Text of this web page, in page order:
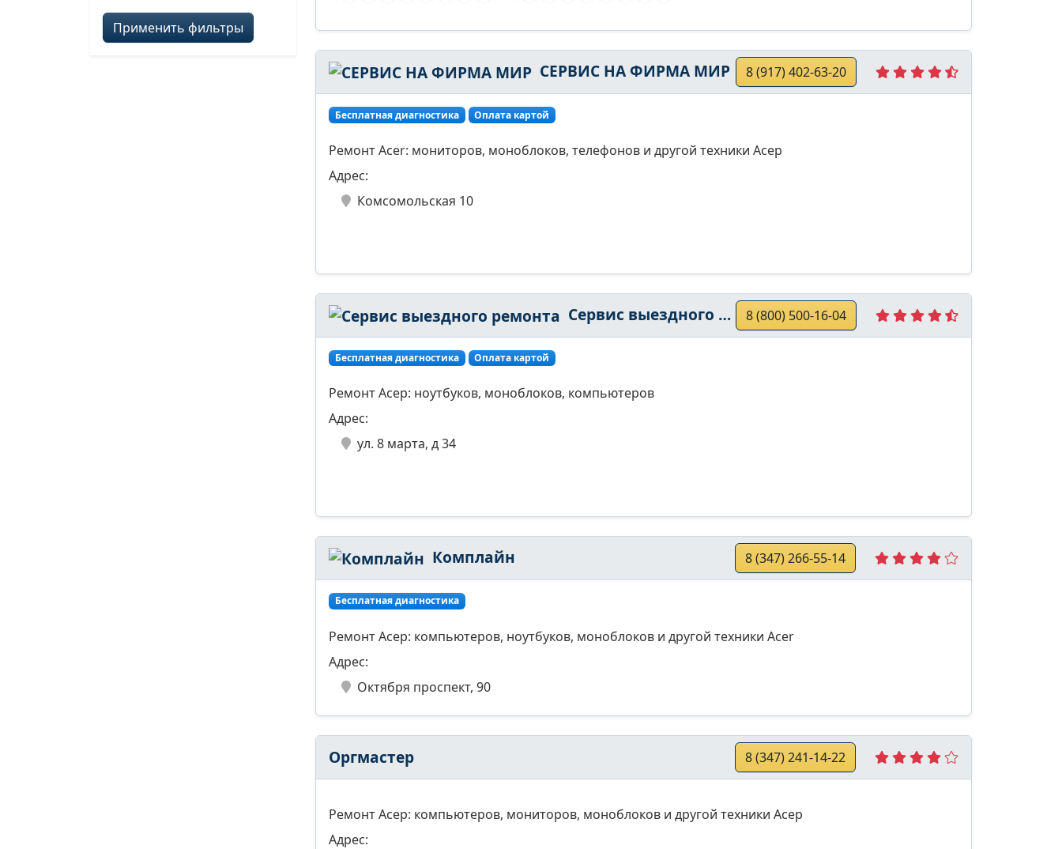
Применить фильтры
СЕРВИС НА ФИРМА МИР 8 (917) 402-63-20
Бесплатная диагностика Оплата картой
Ремонт Acer: мониторов, моноблоков, телефонов и другой техники Асер
Адрес:
Комсомольская 10
Сервис выездного ремонта 8 (800) 500-16-04
Бесплатная диагностика Оплата картой
Ремонт Асер: ноутбуков, моноблоков, компьютеров
Адрес:
ул. 8 марта, д 34
Комплайн 8 (347) 266-55-14
Бесплатная диагностика
Ремонт Асер: компьютеров, ноутбуков, моноблоков и другой техники Acer
Адрес:
Октября проспект, 90
Оргмастер 8 (347) 241-14-22
Ремонт Асер: компьютеров, мониторов, моноблоков и другой техники Асер
Адрес: